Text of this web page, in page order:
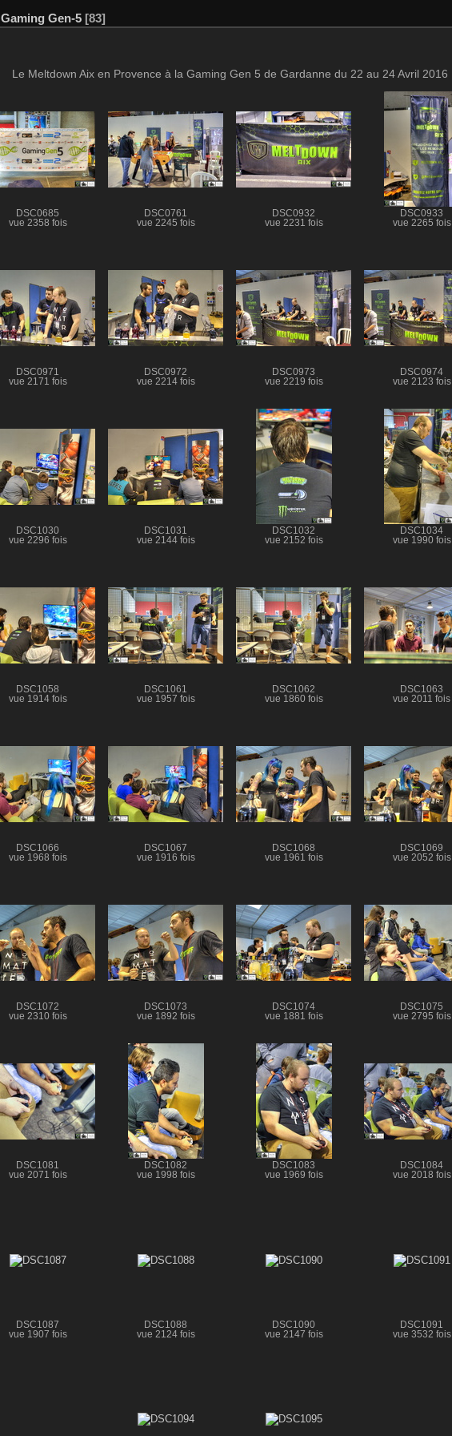
Gaming Gen-5 83
Le Meltdown Aix en Provence à la Gaming Gen 5 de Gardanne du 22 au 24 Avril 2016
DSC0685
vue 2358 fois
DSC0761
vue 2245 fois
DSC0932
vue 2231 fois
DSC0933
vue 2265 fois
DSC0971
vue 2171 fois
DSC0972
vue 2214 fois
DSC0973
vue 2219 fois
DSC0974
vue 2123 fois
DSC1030
vue 2296 fois
DSC1031
vue 2144 fois
DSC1032
vue 2152 fois
DSC1034
vue 1990 fois
DSC1058
vue 1914 fois
DSC1061
vue 1957 fois
DSC1062
vue 1860 fois
DSC1063
vue 2011 fois
DSC1066
vue 1968 fois
DSC1067
vue 1916 fois
DSC1068
vue 1961 fois
DSC1069
vue 2052 fois
DSC1072
vue 2310 fois
DSC1073
vue 1892 fois
DSC1074
vue 1881 fois
DSC1075
vue 2795 fois
DSC1081
vue 2071 fois
DSC1082
vue 1998 fois
DSC1083
vue 1969 fois
DSC1084
vue 2018 fois
DSC1087
vue 1907 fois
DSC1088
vue 2124 fois
DSC1090
vue 2147 fois
DSC1091
vue 3532 fois